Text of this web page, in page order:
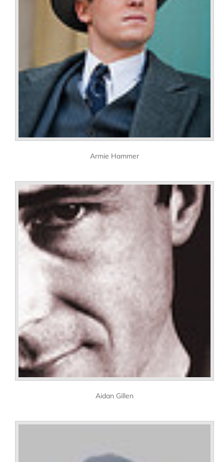
Armie Hammer
Aidan Gillen